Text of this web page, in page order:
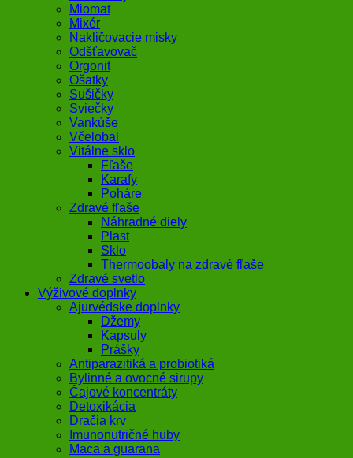
Miomat
Mixér
Nakličovacie misky
Odšťavovač
Orgonit
Ošatky
Sušičky
Sviečky
Vankúše
Včelobal
Vitálne sklo
Fľaše
Karafy
Poháre
Zdravé fľaše
Náhradné diely
Plast
Sklo
Thermoobaly na zdravé fľaše
Zdravé svetlo
Výživové doplnky
Ajurvédske doplnky
Džemy
Kapsuly
Prášky
Antiparazitiká a probiotiká
Bylinné a ovocné sirupy
Čajové koncentráty
Detoxikácia
Dračia krv
Imunonutričné huby
Maca a guarana